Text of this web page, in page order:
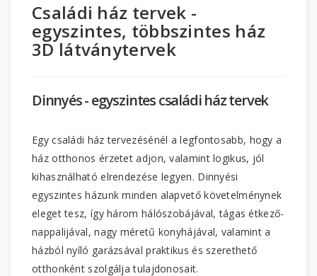
Családi ház tervek -
egyszintes, többszintes ház
3D látványtervek
Dinnyés - egyszintes családi ház tervek
Egy családi ház tervezésénél a legfontosabb, hogy a
ház otthonos érzetet adjon, valamint logikus, jól
kihasználható elrendezése legyen. Dinnyési
egyszintes házunk minden alapvető követelménynek
eleget tesz, így három hálószobájával, tágas étkező-
nappalijával, nagy méretű konyhájával, valamint a
házból nyíló garázsával praktikus és szerethető
otthonként szolgálja tulajdonosait.